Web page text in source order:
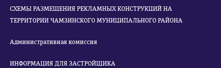
СХЕМЫ РАЗМЕЩЕНИЯ РЕКЛАМНЫХ КОНСТРУКЦИЙ НА
ТЕРРИТОРИИ ЧАМЗИНСКОГО МУНИЦИПАЛЬНОГО РАЙОНА
Административная комиссия
ИНФОРМАЦИЯ ДЛЯ ЗАСТРОЙЩИКА